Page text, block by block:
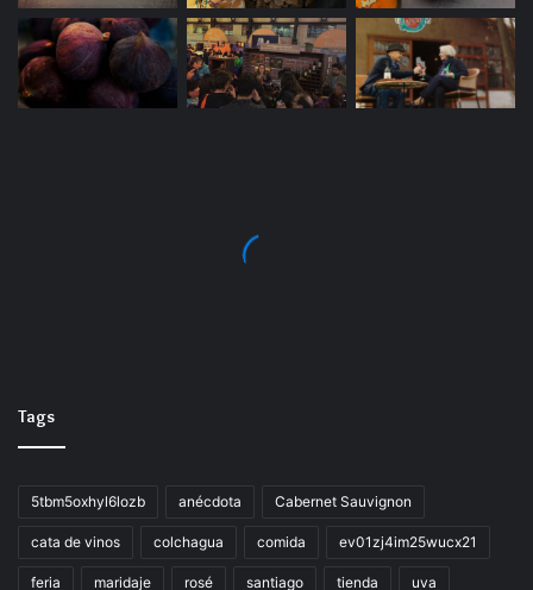
Tags
5tbm5oxhyl6lozb anécdota Cabernet Sauvignon
cata de vinos colchagua comida ev01zj4im25wucx21
feria maridaje rosé santiago tienda uva